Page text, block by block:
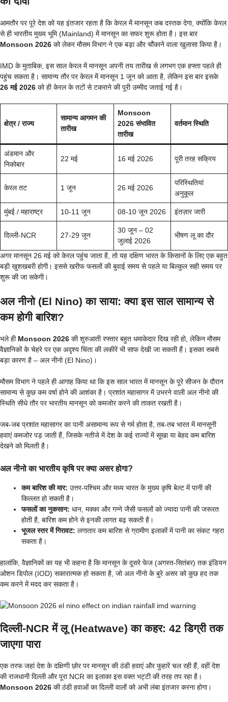
आमतौर पर पूरे देश को यह इंतजार रहता है कि केरल में मानसून कब दस्तक देगा, क्योंकि केरल
से ही भारतीय मुख्य भूमि (Mainland) में मानसून का सफर शुरू होता है। इस बार
Monsoon 2026 को लेकर मौसम विभाग ने एक बड़ा और चौंकाने वाला खुलासा किया है।
IMD के मुताबिक, इस साल केरल में मानसून अपनी तय तारीख से लगभग एक हफ्ता पहले ही
पहुंच सकता है। सामान्य तौर पर केरल में मानसून 1 जून को आता है, लेकिन इस बार इसके
26 मई 2026 को ही केरल के तटों से टकराने की पूरी उम्मीद जताई गई है।
क्षेत्र / राज्य
सामान्य आगमन की
तारीख
Monsoon
2026 संभावित
तारीख
वर्तमान स्थिति
अंडमान और
निकोबार
22 मई 16 मई 2026 पूरी तरह सक्रिय
केरल तट 1 जून 26 मई 2026
परिस्थितियां
अनुकूल
मुंबई / महाराष्ट्र 10-11 जून 08-10 जून 2026 इंतज़ार जारी
दिल्ली-NCR 27-29 जून
30 जून – 02
जुलाई 2026
भीषण लू का दौर
अगर मानसून 26 मई को केरल पहुंच जाता है, तो यह दक्षिण भारत के किसानों के लिए एक बहुत
बड़ी खुशखबरी होगी। इससे खरीफ फसलों की बुवाई समय से पहले या बिल्कुल सही समय पर
शुरू की जा सकेगी।
अल नीनो (El Nino) का साया: क्या इस साल सामान्य से
कम होगी बारिश?
भले ही Monsoon 2026 की शुरुआती रफ्तार बहुत धमाकेदार दिख रही हो, लेकिन मौसम
वैज्ञानिकों के चेहरे पर एक अदृश्य चिंता की लकीरें भी साफ देखी जा सकती हैं। इसका सबसे
बड़ा कारण है – अल नीनो (El Nino)।
मौसम विभाग ने पहले ही आगाह किया था कि इस साल भारत में मानसून के पूरे सीजन के दौरान
सामान्य से कुछ कम वर्षा होने की आशंका है। प्रशांत महासागर में उभरने वाली अल नीनो की
स्थिति सीधे तौर पर भारतीय मानसून को कमजोर करने की ताकत रखती है।
जब-जब प्रशांत महासागर का पानी असामान्य रूप से गर्म होता है, तब-तब भारत में मानसूनी
हवाएं कमजोर पड़ जाती हैं, जिसके नतीजे में देश के कई राज्यों में सूखा या बेहद कम बारिश
देखने को मिलती है।
अल नीनो का भारतीय कृषि पर क्या असर होगा?
कम बारिश की मार: उत्तर-पश्चिम और मध्य भारत के मुख्य कृषि बेल्ट में पानी की
किल्लत हो सकती है।
फसलों का नुकसान: धान, मक्का और गन्ने जैसी फसलों को ज्यादा पानी की जरूरत
होती है, बारिश कम होने से इनकी लागत बढ़ सकती है।
भूजल स्तर में गिरावट: लगातार कम बारिश से ग्रामीण इलाकों में पानी का संकट गहरा
सकता है।
हालांकि, वैज्ञानिकों का यह भी कहना है कि मानसून के दूसरे फेज (अगस्त-सितंबर) तक इंडियन
ओशन डिपोल (IOD) सकारात्मक हो सकता है, जो अल नीनो के बुरे असर को कुछ हद तक
कम करने में मदद कर सकता है।
दिल्ली-NCR में लू (Heatwave) का कहर: 42 डिग्री तक
जाएगा पारा
एक तरफ जहां देश के दक्षिणी छोर पर मानसून की ठंडी हवाएं और फुहारें चल रही हैं, वहीं देश
की राजधानी दिल्ली और पूरा NCR का इलाका इस वक्त भट्टी की तरह तप रहा है।
Monsoon 2026 की ठंडी हवाओं का दिल्ली वालों को अभी लंबा इंतजार करना होगा।